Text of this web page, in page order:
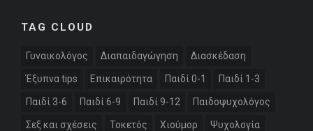
TAG CLOUD
Γυναικολόγος Διαπαιδαγώγηση Διασκέδαση
Έξυπνα tips Επικαιρότητα Παιδί 0-1 Παιδί 1-3
Παιδί 3-6 Παιδί 6-9 Παιδί 9-12 Παιδοψυχολόγος
Σεξ και σχέσεις Τοκετός Χιούμορ Ψυχολογία